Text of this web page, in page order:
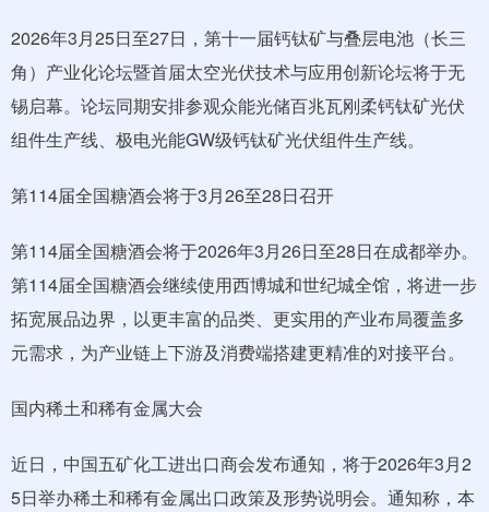
2026年3月25日至27日，第十一届钙钛矿与叠层电池（长三
角）产业化论坛暨首届太空光伏技术与应用创新论坛将于无
锡启幕。论坛同期安排参观众能光储百兆瓦刚柔钙钛矿光伏
组件生产线、极电光能GW级钙钛矿光伏组件生产线。
第114届全国糖酒会将于3月26至28日召开
第114届全国糖酒会将于2026年3月26日至28日在成都举办。
第114届全国糖酒会继续使用西博城和世纪城全馆，将进一步
拓宽展品边界，以更丰富的品类、更实用的产业布局覆盖多
元需求，为产业链上下游及消费端搭建更精准的对接平台。
国内稀土和稀有金属大会
近日，中国五矿化工进出口商会发布通知，将于2026年3月2
5日举办稀土和稀有金属出口政策及形势说明会。通知称，本